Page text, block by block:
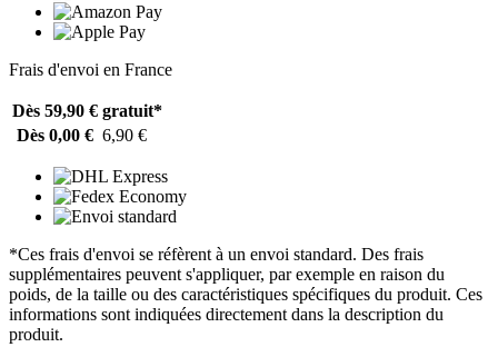
Frais d'envoi en France
Dès 59,90 € gratuit*
Dès 0,00 € 6,90 €
*Ces frais d'envoi se réfèrent à un envoi standard. Des frais
supplémentaires peuvent s'appliquer, par exemple en raison du
poids, de la taille ou des caractéristiques spécifiques du produit. Ces
informations sont indiquées directement dans la description du
produit.